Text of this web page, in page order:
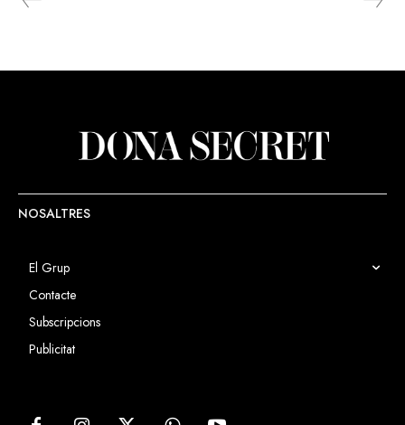
NOSALTRES
El Grup
Contacte
Subscripcions
Publicitat